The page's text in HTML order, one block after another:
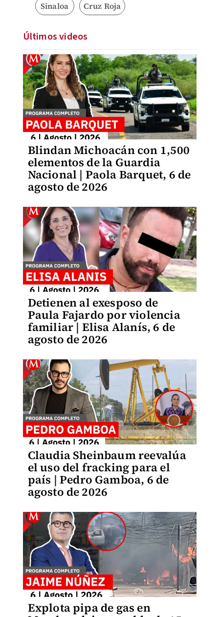
Sinaloa Cruz Roja
Últimos videos
Blindan Michoacán con 1,500
elementos de la Guardia
Nacional | Paola Barquet, 6 de
agosto de 2026
Detienen al exesposo de
Paula Fajardo por violencia
familiar | Elisa Alanís, 6 de
agosto de 2026
Claudia Sheinbaum reevalúa
el uso del fracking para el
país | Pedro Gamboa, 6 de
agosto de 2026
Explota pipa de gas en